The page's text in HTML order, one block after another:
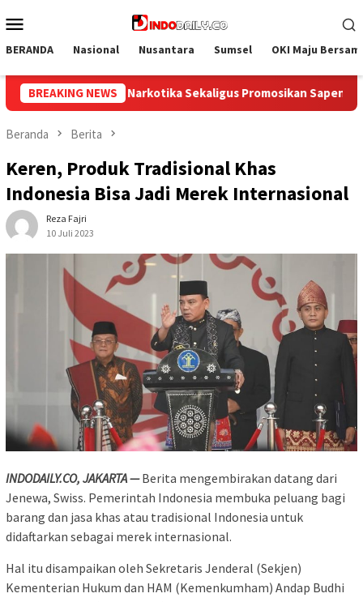
ke
Mobile
BERANDA Nasional Nusantara Sumsel OKI Maju
BREAKING NEWS
Sapena Bakery Tak Sekadar Mengobati, Lapas
Beranda Berita
Keren, Produk Tradisional Khas
Indonesia Bisa Jadi Merek Internasional
Reza Fajri
10 Juli 2023
INDODAILY.CO, JAKARTA —Berita mengembirakan datang dari
Jenewa, Swiss. Pemerintah Indonesia membuka peluang bagi
barang dan jasa khas atau tradisional Indonesia untuk
didaftarkan sebagai merek internasional.
Hal itu disampaikan oleh Sekretaris Jenderal (Sekjen)
Kementerian Hukum dan HAM (Kemenkumham) Andap Budhi